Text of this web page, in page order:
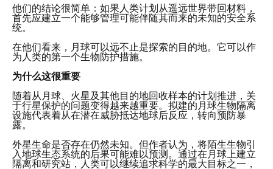
他们的结论很简单：如果人类计划从遥远世界带回材料，
首先应建立一个能够管理可能伴随其而来的未知的安全系
统。
在他们看来，月球可以远不止是探索的目的地。它可以作
为人类的第一个生物防护措施。
为什么这很重要
随着从月球、火星及其他目的地回收样本的计划推进，关
于行星保护的问题变得越来越重要。拟建的月球生物隔离
设施代表着从在潜在威胁抵达地球后反应，转向预防暴
露。
外星生命是否存在仍然未知。但作者认为，将陌生生物引
入地球生态系统的后果可能难以预测。通过在月球上建立
隔离和研究站，人类可以继续追求科学的最大目标之一，